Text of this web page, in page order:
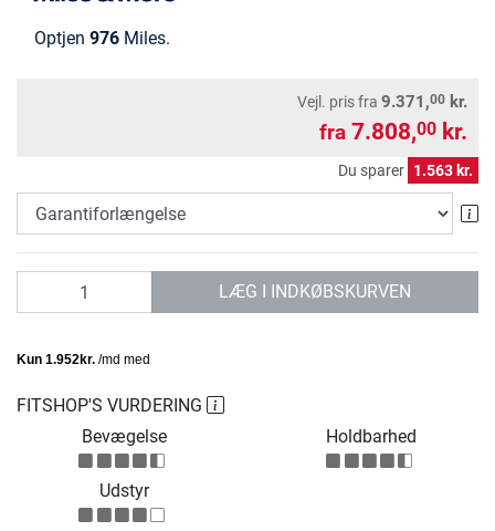
Optjen 976 Miles.
Vejl. prisfra 9.371,00 kr.
fra 7.808,00 kr.
Du sparer 1.563 kr.
LÆG I INDKØBSKURVEN
FITSHOP'S VURDERING
Bevægelse
Holdbarhed
Udstyr